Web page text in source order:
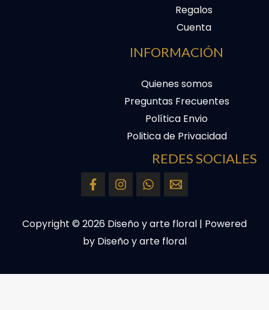
Regalos
Cuenta
INFORMACIÓN
Quienes somos
Preguntas Frecuentes
Política Envio
Politica de Privacidad
REDES SOCIALES
Copyright © 2026 Diseño y arte floral | Powered
by Diseño y arte floral